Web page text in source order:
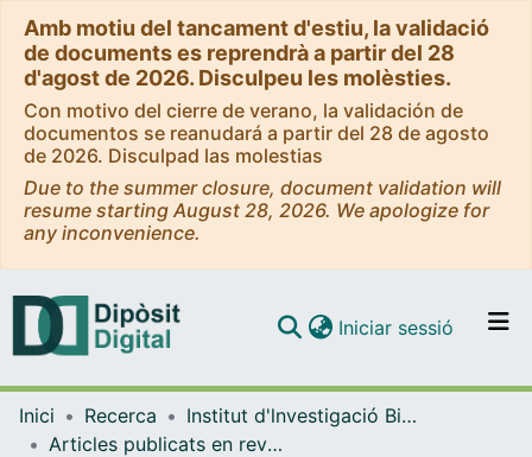
Amb motiu del tancament d'estiu, la validació
de documents es reprendrà a partir del 28
d'agost de 2026. Disculpeu les molèsties.
Con motivo del cierre de verano, la validación de
documentos se reanudará a partir del 28 de agosto
de 2026. Disculpad las molestias
Due to the summer closure, document validation will
resume starting August 28, 2026. We apologize for
any inconvenience.
Navega per tot el DD
Iniciar sessió (current)
Inici Recerca
Institut d'lnvestigació Biomèdica de Bellvitge (IDIBELL)
Articles publicats en revistes (Institut d'lnvestigació Biomèdica de Bellvitge (IDIBELL))